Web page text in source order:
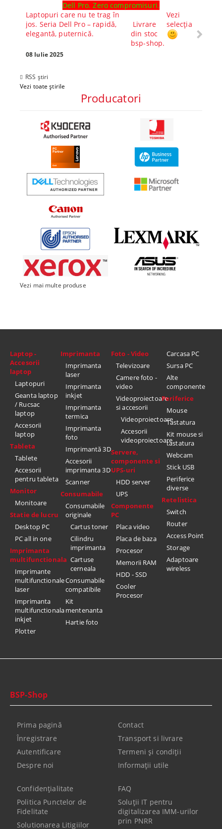
Dell Pro. Zero compromisuri.
Laptopuri care nu te trag în
jos. Seria Dell Pro – rapidă,
elegantă, puternică.
Livrare
din stoc
bsp-shop.
Vezi
selecția
08 Iulie 2025
RSS știri
Vezi toate știrile
Producatori
Vezi mai multe produse
Laptop -
Accesorii
laptop
Laptopuri
Geanta laptop
/ Rucsac
laptop
Accesorii
laptop
Tableta
Tablete
Accesorii
pentru tableta
Monitor
Monitoare
Statie de lucru
Desktop PC
PC all in one
Imprimanta
multifunctionala
Imprimante
multifunctionale
laser
Imprimanta
multifunctionala
inkjet
Plotter
Imprimanta
Imprimanta
laser
Imprimanta
inkjet
Imprimanta
termica
Imprimanta
foto
Imprimantă 3D
Accesorii
imprimanta 3D
Scanner
Consumabile
Consumabile
originale
Cartus toner
Cilindru
imprimanta
Cartuse
cerneala
Consumabile
compatibile
Kit
mentenanta
Hartie foto
Foto - Video
Televizoare
Camere foto -
video
Videoproiectoare
si accesorii
Videoproiectoare
Accesorii
videoproiectoare
Servere,
componente si
UPS-uri
HDD server
UPS
Componente
PC
Placa video
Placa de baza
Procesor
Memorii RAM
HDD - SSD
Cooler
Procesor
Carcasa PC
Sursa PC
Alte
componente
Periferice
Mouse
Tastatura
Kit mouse si
tastatura
Webcam
Stick USB
Periferice
diverse
Retelistica
Switch
Router
Access Point
Storage
Adaptoare
wireless
BSP-Shop
Prima pagină
Înregistrare
Autentificare
Despre noi
Contact
Transport si livrare
Termeni şi condiţii
Informaţii utile
Confidenţialitate
Politica Punctelor de
Fidelitate
Solutionarea Litigiilor
FAQ
Soluții IT pentru
digitalizarea IMM-urilor
prin PNRR